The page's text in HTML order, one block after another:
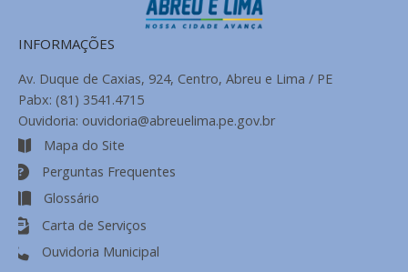
INFORMAÇÕES
Av. Duque de Caxias, 924, Centro, Abreu e Lima / PE
Pabx: (81) 3541.4715
Ouvidoria: ouvidoria@abreuelima.pe.gov.br
Mapa do Site
Perguntas Frequentes
Glossário
Carta de Serviços
Ouvidoria Municipal